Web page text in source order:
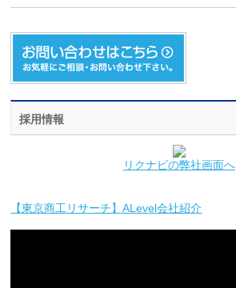
採用情報
リクナビの弊社画面へ
【東京商工リサーチ】ALevel会社紹介